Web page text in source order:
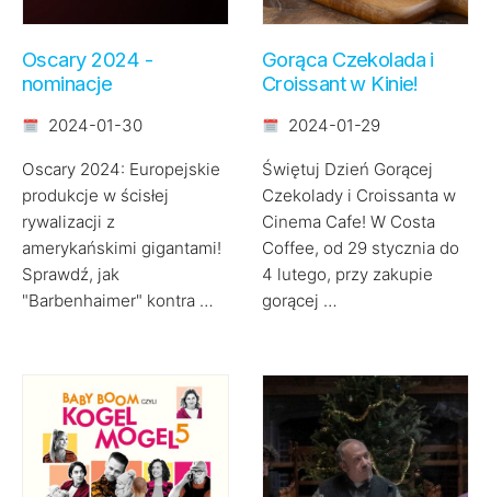
Oscary 2024 -
nominacje
2024-01-30
Oscary 2024: Europejskie
produkcje w ścisłej
rywalizacji z
amerykańskimi gigantami!
Sprawdź, jak
"Barbenhaimer" kontra …
Gorąca Czekolada i
Croissant w Kinie!
2024-01-29
Świętuj Dzień Gorącej
Czekolady i Croissanta w
Cinema Cafe! W Costa
Coffee, od 29 stycznia do
4 lutego, przy zakupie
gorącej …